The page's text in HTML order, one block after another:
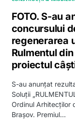
FOTO. S-au
concursului
regenerarea
Rulmentul
proiectul
S-au anunțat
Soluții
Ordinul Arhitecților
Brașov. Premiul…